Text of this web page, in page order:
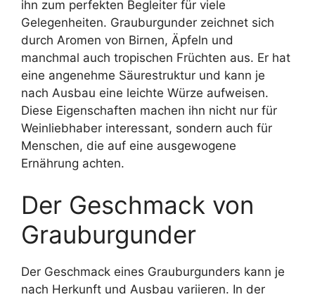
ihn zum perfekten Begleiter für viele
Gelegenheiten. Grauburgunder zeichnet sich
durch Aromen von Birnen, Äpfeln und
manchmal auch tropischen Früchten aus. Er hat
eine angenehme Säurestruktur und kann je
nach Ausbau eine leichte Würze aufweisen.
Diese Eigenschaften machen ihn nicht nur für
Weinliebhaber interessant, sondern auch für
Menschen, die auf eine ausgewogene
Ernährung achten.
Der Geschmack von
Grauburgunder
Der Geschmack eines Grauburgunders kann je
nach Herkunft und Ausbau variieren. In der